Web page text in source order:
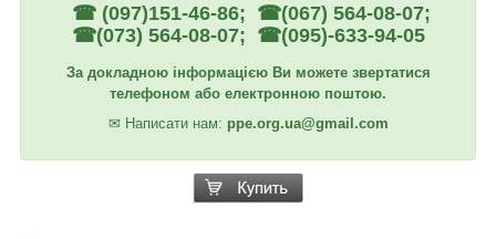
☎ (097)151-46-86; ☎(067) 564-08-07;
☎(073) 564-08-07; ☎(095)-633-94-05
За докладною інформацією Ви можете звертатися
телефоном або електронною поштою.
✉ Написати нам: ppe.org.ua@gmail.com